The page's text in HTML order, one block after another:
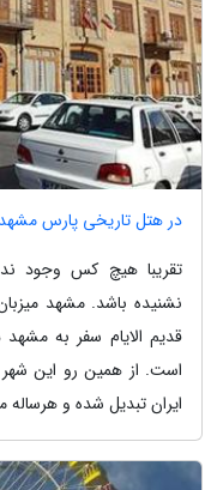
در هتل تاریخی پارس
تقریبا هیچ کس وجود
نشنیده باشد. مشهد
قدیم الایام سفر به مشهد
است. از همین رو این شهر
ایران تبدیل شده و